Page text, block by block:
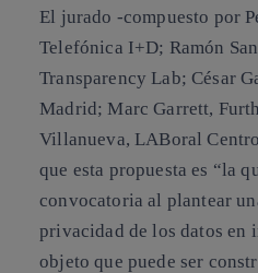
El jurado -compuesto por
Telefónica I+D; Ramón
Transparency Lab; César
Madrid; Marc Garrett,
Villanueva, LABoral
que esta propuesta es “la
convocatoria al plantear
privacidad de los datos en
objeto que puede ser